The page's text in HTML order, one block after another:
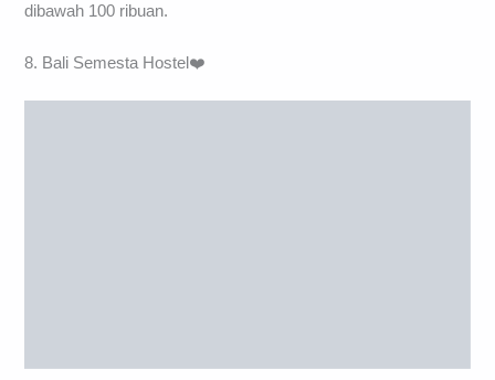
dibawah 100 ribuan.
8. Bali Semesta Hostel❤️